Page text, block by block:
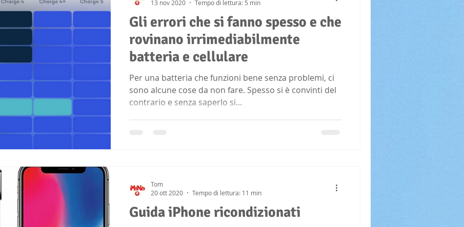
Gli errori che si fanno spesso e che
rovinano irrimediabilmente
batteria e cellulare
Per una batteria che funzioni bene senza problemi, ci
sono alcune cose da non fare. Spesso si è convinti del
contrario e senza saperlo si...
13 nov 2020
Tempo di lettura: 5 min
Guida iPhone ricondizionati
Tom
20 ott 2020
Tempo di lettura: 11 min